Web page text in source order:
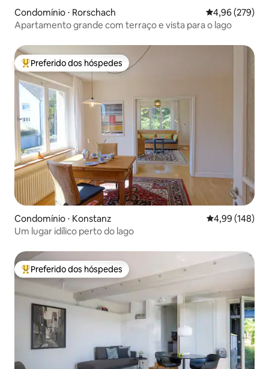
Condomínio ⋅ Rorschach 4,96 de uma
4,96 (279)
Apartamento grande com terraço e vista para o lago
Entre os melhores preferidos dos hóspedes
Preferido dos hóspedes
Condomínio ⋅ Konstanz 4,99 de uma
4,99 (148)
Um lugar idílico perto do lago
Entre os melhores preferidos dos hóspedes
Preferido dos hóspedes